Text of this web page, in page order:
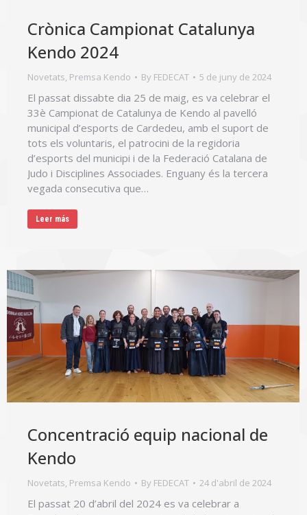
Crònica Campionat Catalunya
Kendo 2024
Novetats, Premsa Kendo By FEDECAT 5 de juny de 2024
El passat dissabte dia 25 de maig, es va celebrar el
33è Campionat de Catalunya de Kendo al pavelló
municipal d’esports de Cardedeu, amb el suport de
tots els voluntaris, el patrocini de la regidoria
d’esports del municipi i de la Federació Catalana de
Judo i Disciplines Associades. Enguany és la tercera
vegada consecutiva que…
Leer más
Concentració equip nacional de
Kendo
Novetats, Premsa Kendo By FEDECAT 24 d'abril de 2024
El passat 20 d’abril del 2024 es va celebrar a